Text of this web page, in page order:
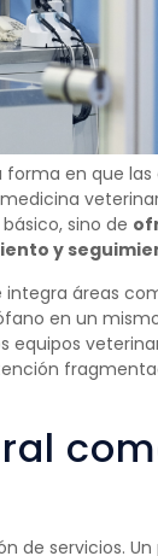
en que
sino de
y
áreas
en un
equipos
de servicios.